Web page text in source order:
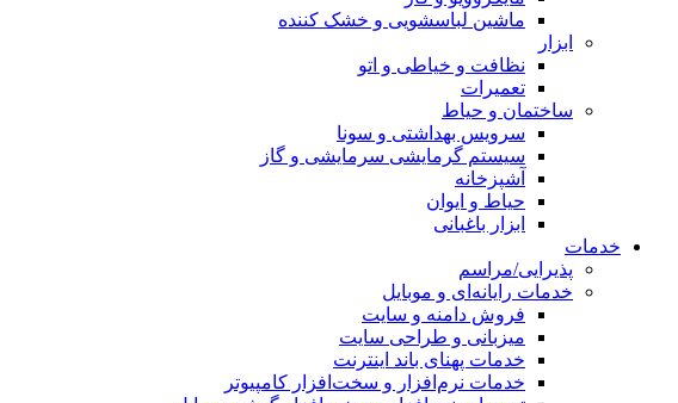
ماشین لباسشویی و خشک کننده
ابزار
نظافت و خیاطی و اتو
تعمیرات
ساختمان و حیاط
سرویس بهداشتی و سونا
سیستم گرمایشی سرمایشی و گاز
آشپزخانه
حیاط و ایوان
ابزار باغبانی
خدمات
پذیرایی/مراسم
خدمات رایانه‌ای و موبایل
فروش دامنه و سایت
میزبانی و طراحی سایت
خدمات پهنای باند اینترنت
خدمات نرم‌افزار و سخت‌افزار کامپیوتر